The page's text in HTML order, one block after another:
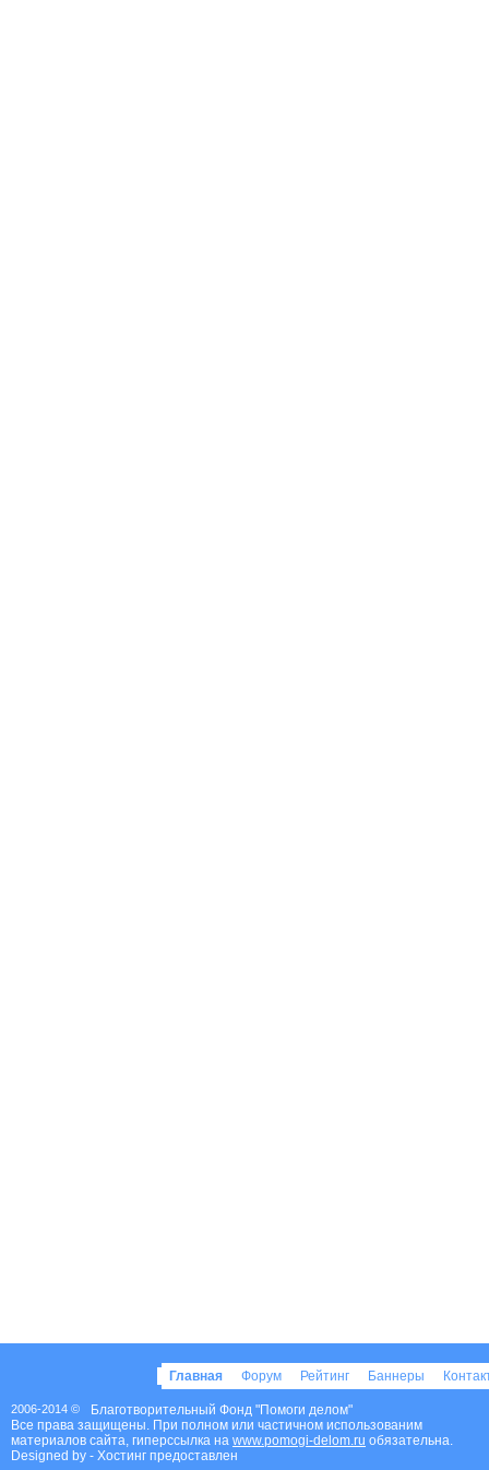
Главная Форум Рейтинг Баннеры
2006-2014 ©
Благотворительный Фонд "Помоги делом"
Все права защищены. При полном или частичном использованим
материалов сайта, гиперссылка на www.pomogi-delom.ru обязательна.
Designed by - Хостинг предоставлен